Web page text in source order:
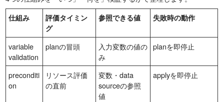
仕組み
評価タイミン
グ
参照できる値 失敗時の動作
variable
validation
planの冒頭
入力変数の値の
み
planを即停止
preconditi
on
リソース評価
の直前
変数・data
sourceの参照
値
applyを即停止